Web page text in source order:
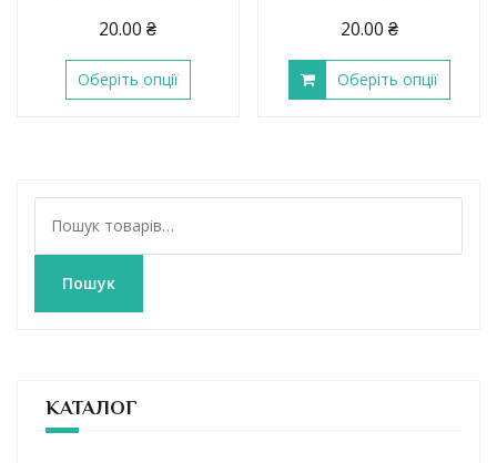
20.00₴
Оберіть опції
20.00 ₴
Оберіть опції
к
Пошук
КАТАЛОГ